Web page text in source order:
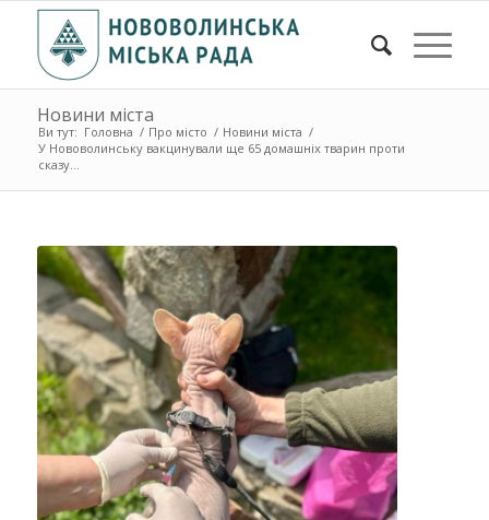
Новини міста
Ви тут: Головна / Про місто / Новини міста /
У Нововолинську вакцинували ще 65 домашніх тварин проти
сказу...